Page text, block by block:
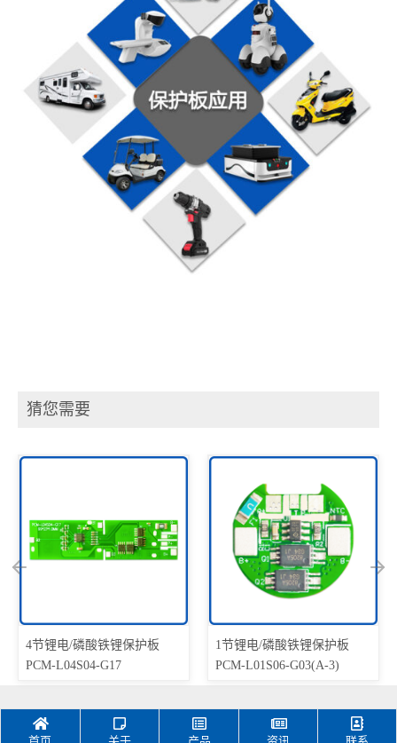
猜您需要
4节锂电/磷酸铁锂保护板
PCM-L04S04-G17
1节锂电/磷酸铁锂保护板
PCM-L01S06-G03(A-3)